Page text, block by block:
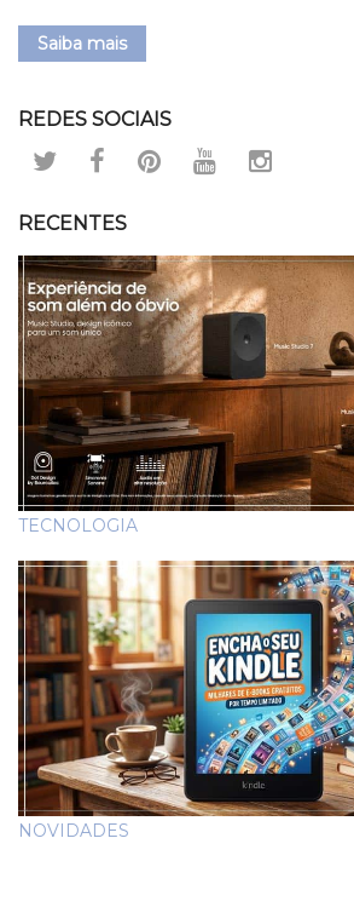
Saiba mais
REDES SOCIAIS
RECENTES
TECNOLOGIA
NOVIDADES